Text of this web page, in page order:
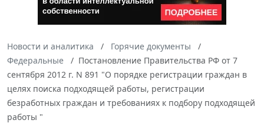
Новости и аналитика
Горячие документы
Федеральные
Постановление Правительства РФ от 7
сентября 2012 г. N 891 "О порядке регистрации граждан в
целях поиска подходящей работы, регистрации
безработных граждан и требованиях к подбору подходящей
работы "